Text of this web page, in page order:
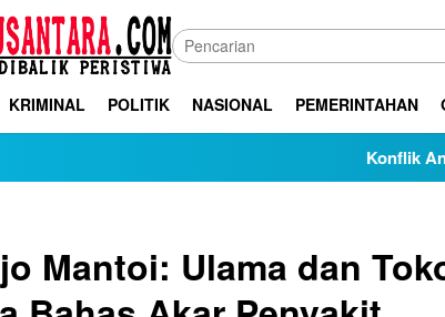
KRIMINAL POLITIK NASIONAL PEMERINTAHAN
Konflik Antara
Mantoi: Ulama dan